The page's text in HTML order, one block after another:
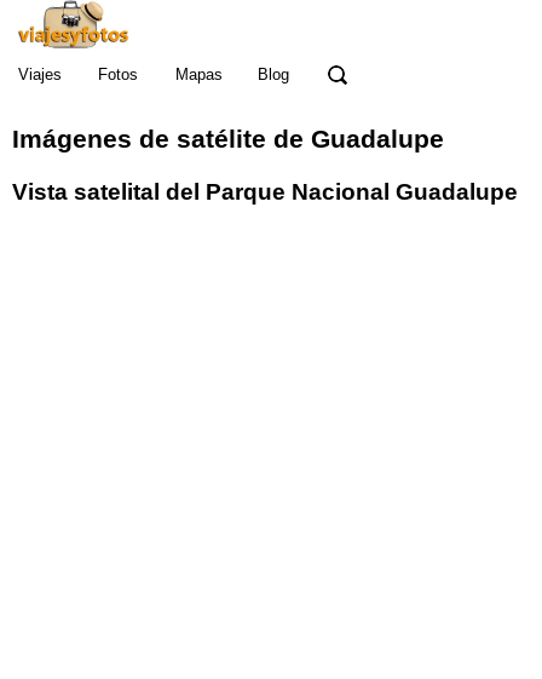
Viajes Fotos Mapas Blog
Imágenes de satélite de Guadalupe
Vista satelital del Parque Nacional Guadalupe